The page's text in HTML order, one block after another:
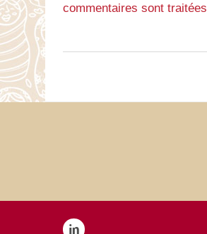
commentaires sont traitées